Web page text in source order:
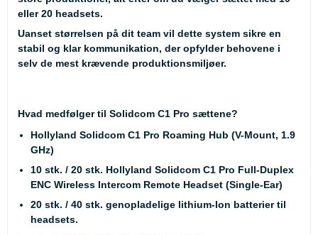
eller 20 headsets.
Uanset størrelsen på dit team vil dette system sikre en
stabil og klar kommunikation, der opfylder behovene i
selv de mest krævende produktionsmiljøer.
Hvad medfølger til Solidcom C1 Pro sættene?
Hollyland Solidcom C1 Pro Roaming Hub (V-Mount, 1.9
GHz)
10 stk. / 20 stk. Hollyland Solidcom C1 Pro Full-Duplex
ENC Wireless Intercom Remote Headset (Single-Ear)
20 stk. / 40 stk. genopladelige lithium-Ion batterier til
headsets.